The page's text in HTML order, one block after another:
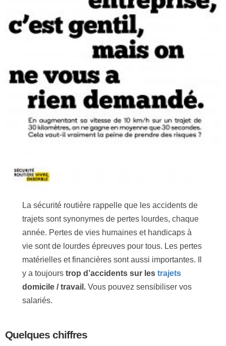
La sécurité routière rappelle que les accidents de
trajets sont synonymes de pertes lourdes, chaque
année. Pertes de vies humaines et handicaps à
vie sont de lourdes épreuves pour tous. Les pertes
matérielles et financières sont aussi importantes. Il
y a toujourstrop d’accidents sur lestrajets
domicile / travail. Vous pouvez sensibiliser vos
salariés.
Quelques chiffres